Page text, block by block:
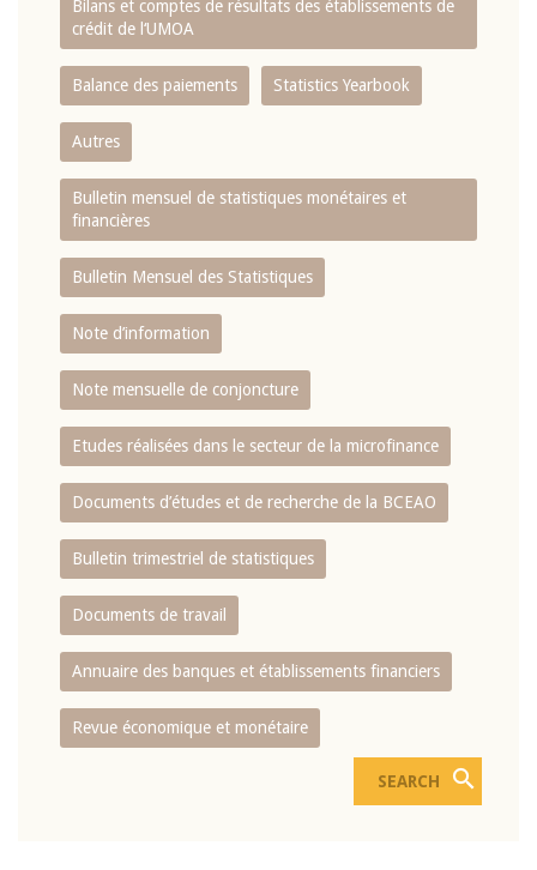
Bilans et comptes de résultats des établissements de
crédit de l‘UMOA
Balance des paiements Statistics Yearbook
Autres
Bulletin mensuel de statistiques monétaires et
financières
Bulletin Mensuel des Statistiques
Note d’information
Note mensuelle de conjoncture
Etudes réalisées dans le secteur de la microfinance
Documents d’études et de recherche de la BCEAO
Bulletin trimestriel de statistiques
Documents de travail
Annuaire des banques et établissements financiers
Revue économique et monétaire